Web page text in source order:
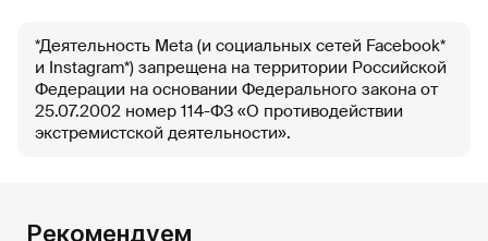
*Деятельность Meta (и социальных сетей Facebook*
и Instagram*) запрещена на территории Российской
Федерации на основании Федерального закона от
25.07.2002 номер 114-ФЗ «О противодействии
экстремистской деятельности».
Рекомендуем